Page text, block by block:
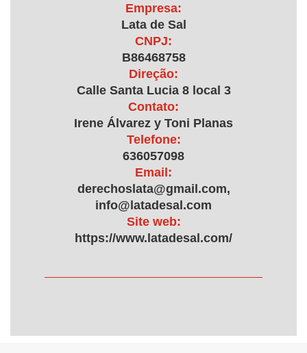
Empresa:
Lata de Sal
CNPJ:
B86468758
Direção:
Calle Santa Lucia 8 local 3
Contato:
Irene Álvarez y Toni Planas
Telefone:
636057098
Email:
derechoslata@gmail.com,
info@latadesal.com
Site web:
https://www.latadesal.com/